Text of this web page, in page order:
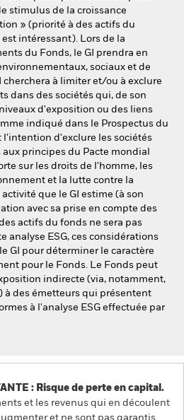
stimulus de la croissance
» (priorité à des actifs du
intéressant). Lors de la
du Fonds, le GI prendra en
sociaux et de
cherchera à limiter et/ou à exclure
dans des sociétés qui, de son
d'exposition ou des liens
indiqué dans le Prospectus du
l'intention d'exclure les sociétés
principes du Pacte mondial
sur les droits de l'homme, les
et la lutte contre la
que le GI estime (à son
avec sa prise en compte des
actifs du fonds ne sera pas
analyse ESG, ces considérations
GI pour déterminer le caractère
pour le Fonds. Le Fonds peut
indirecte (via, notamment,
à des émetteurs qui présentent
à l'analyse ESG effectuée par
: Risque de perte en capital.
et les revenus qui en découlent
et ne sont pas garantis.